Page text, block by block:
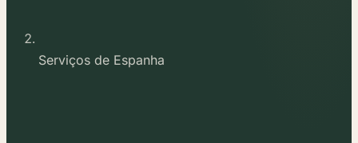
Serviços de Espanha